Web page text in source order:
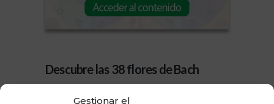
Gestionar el
Descubre las 38 flores de Bach